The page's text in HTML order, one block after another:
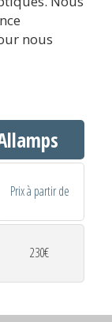
nous
Prix à partir de
230€